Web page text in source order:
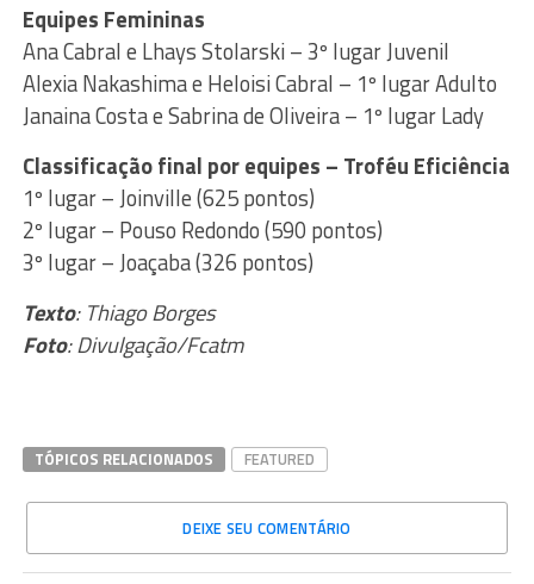
Equipes Femininas
Ana Cabral e Lhays Stolarski – 3º lugar Juvenil
Alexia Nakashima e Heloisi Cabral – 1º lugar Adulto
Janaina Costa e Sabrina de Oliveira – 1º lugar Lady
Classificação final por equipes – Troféu Eficiência
1º lugar – Joinville (625 pontos)
2º lugar – Pouso Redondo (590 pontos)
3º lugar – Joaçaba (326 pontos)
Texto: Thiago Borges
Foto: Divulgação/Fcatm
TÓPICOS RELACIONADOS FEATURED
DEIXE SEU COMENTÁRIO